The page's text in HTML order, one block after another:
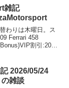
雑記
わりは木曜日。ス
Ferrari 458
割引:2023
2026/05/24
雑談